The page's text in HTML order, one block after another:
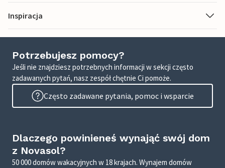
Inspiracja
Potrzebujesz pomocy?
Jeśli nie znajdziesz potrzebnych informacji w sekcji często
zadawanych pytań, nasz zespół chętnie Ci pomoże.
Często zadawane pytania, pomoc i wsparcie
Dlaczego powinieneś wynająć swój dom
z Novasol?
50 000 domów wakacyjnych w 18 krajach. Wynajem domów